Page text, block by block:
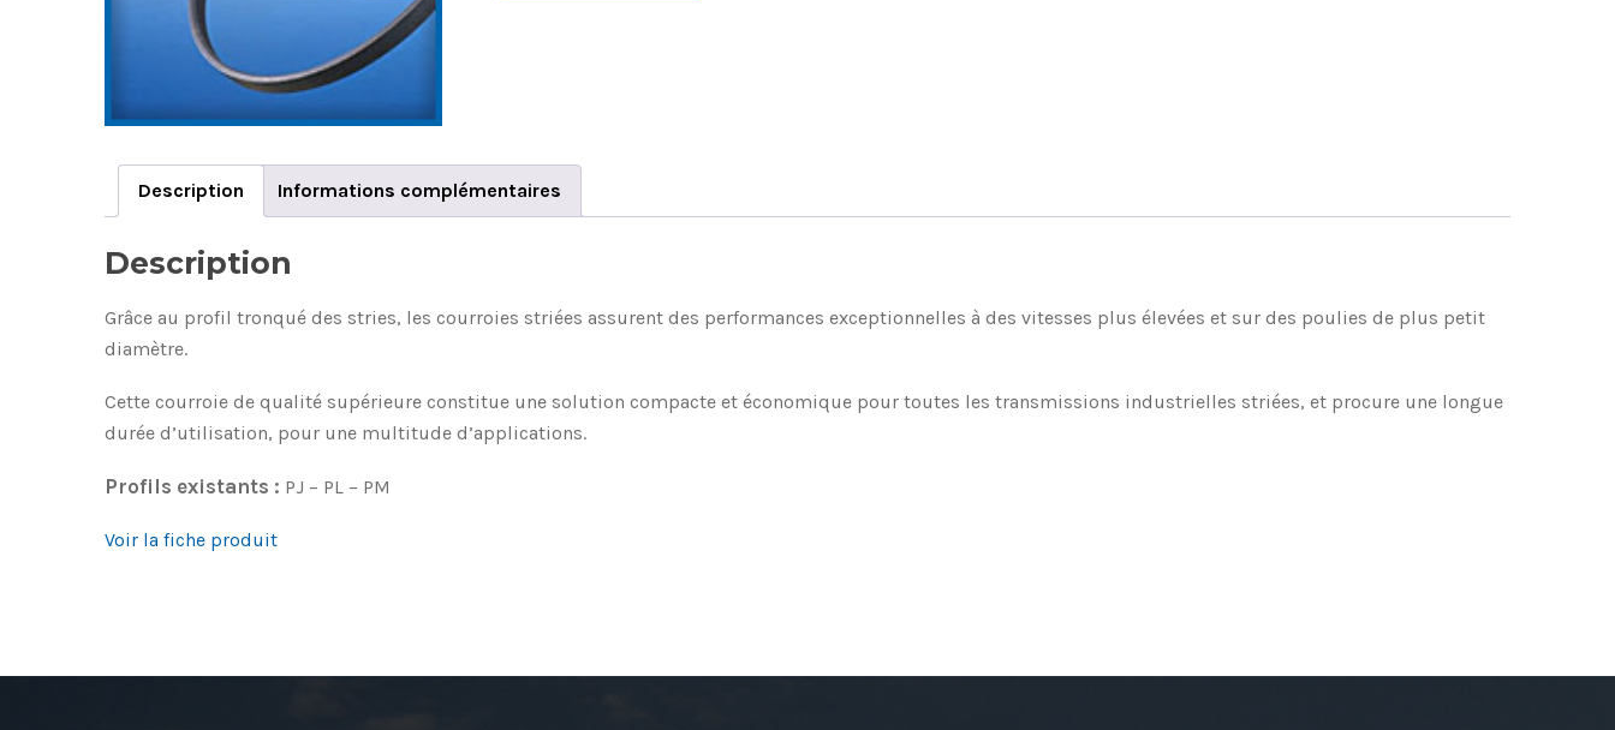
Description Informations complémentaires
Description
Grâce au profil tronqué des stries, les courroies striées assurent des performances exceptionnelles à des vitesses plus élevées et sur des poulies de plus petit
diamètre.
Cette courroie de qualité supérieure constitue une solution compacte et économique pour toutes les transmissions industrielles striées, et procure une longue
durée d’utilisation, pour une multitude d’applications.
Profils existants : PJ – PL – PM
Voir la fiche produit